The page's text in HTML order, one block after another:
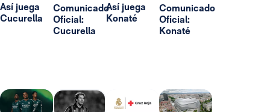
Así juega
Cucurella
Comunicado
Oficial:
Cucurella
Así juega
Konaté
Comunicado
Oficial:
Konaté